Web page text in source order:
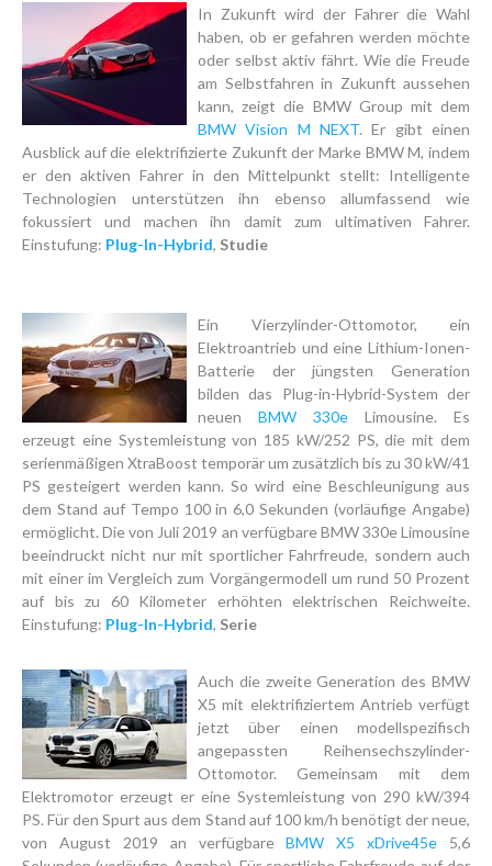
In Zukunft wird der Fahrer die Wahl
haben, ob er gefahren werden möchte
oder selbst aktiv fährt. Wie die Freude
am Selbstfahren in Zukunft aussehen
kann, zeigt die BMW Group mit dem
BMW Vision M NEXT. Er gibt einen
Ausblick auf die elektrifizierte Zukunft der Marke BMW M, indem
er den aktiven Fahrer in den Mittelpunkt stellt: Intelligente
Technologien unterstützen ihn ebenso allumfassend wie
fokussiert und machen ihn damit zum ultimativen Fahrer.
Einstufung: Plug-In-Hybrid, Studie
Ein Vierzylinder-Ottomotor, ein
Elektroantrieb und eine Lithium-Ionen-
Batterie der jüngsten Generation
bilden das Plug-in-Hybrid-System der
neuen BMW 330e Limousine. Es
erzeugt eine Systemleistung von 185 kW/252 PS, die mit dem
serienmäßigen XtraBoost temporär um zusätzlich bis zu 30 kW/41
PS gesteigert werden kann. So wird eine Beschleunigung aus
dem Stand auf Tempo 100 in 6,0 Sekunden (vorläufige Angabe)
ermöglicht. Die von Juli 2019 an verfügbare BMW 330e Limousine
beeindruckt nicht nur mit sportlicher Fahrfreude, sondern auch
mit einer im Vergleich zum Vorgängermodell um rund 50 Prozent
auf bis zu 60 Kilometer erhöhten elektrischen Reichweite.
Einstufung: Plug-In-Hybrid, Serie
Auch die zweite Generation des BMW
X5 mit elektrifiziertem Antrieb verfügt
jetzt über einen modellspezifisch
angepassten Reihensechszylinder-
Ottomotor. Gemeinsam mit dem
Elektromotor erzeugt er eine Systemleistung von 290 kW/394
PS. Für den Spurt aus dem Stand auf 100 km/h benötigt der neue,
von August 2019 an verfügbareBMW X5 xDrive45e 5,6